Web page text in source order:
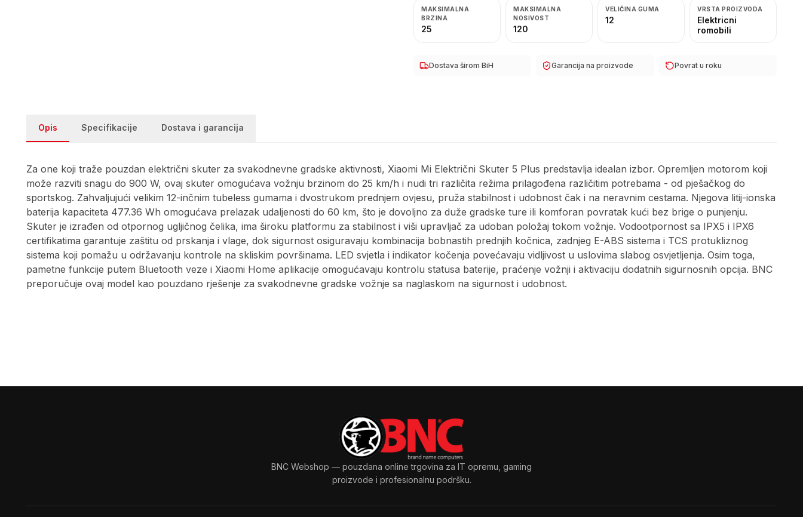
MAKSIMALNA
BRZINA
25
MAKSIMALNA
NOSIVOST
120
VELIČINA GUMA
12
VRSTA PROIZVODA
Elektricni
romobili
Dostava širom BiH Garancija na proizvode Povrat u roku
Opis Specifikacije Dostava i garancija
Za one koji traže pouzdan električni skuter za svakodnevne gradske aktivnosti, Xiaomi Mi Električni Skuter 5 Plus predstavlja idealan izbor. Opremljen motorom koji
može razviti snagu do 900 W, ovaj skuter omogućava vožnju brzinom do 25 km/h i nudi tri različita režima prilagođena različitim potrebama - od pješačkog do
sportskog. Zahvaljujući velikim 12-inčnim tubeless gumama i dvostrukom prednjem ovjesu, pruža stabilnost i udobnost čak i na neravnim cestama. Njegova litij-ionska
baterija kapaciteta 477.36 Wh omogućava prelazak udaljenosti do 60 km, što je dovoljno za duže gradske ture ili komforan povratak kući bez brige o punjenju.
Skuter je izrađen od otpornog ugljičnog čelika, ima široku platformu za stabilnost i viši upravljač za udoban položaj tokom vožnje. Vodootpornost sa IPX5 i IPX6
certifikatima garantuje zaštitu od prskanja i vlage, dok sigurnost osiguravaju kombinacija bobnastih prednjih kočnica, zadnjeg E-ABS sistema i TCS protukliznog
sistema koji pomažu u održavanju kontrole na skliskim površinama. LED svjetla i indikator kočenja povećavaju vidljivost u uslovima slabog osvjetljenja. Osim toga,
pametne funkcije putem Bluetooth veze i Xiaomi Home aplikacije omogućavaju kontrolu statusa baterije, praćenje vožnji i aktivaciju dodatnih sigurnosnih opcija. BNC
preporučuje ovaj model kao pouzdano rješenje za svakodnevne gradske vožnje sa naglaskom na sigurnost i udobnost.
BNC Webshop — pouzdana online trgovina za IT opremu, gaming
proizvode i profesionalnu podršku.